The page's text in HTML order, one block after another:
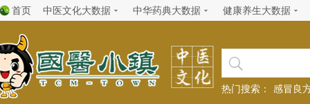
首页 中医文化大数据 中华药典大数据 健康养生大数据
热门搜索： 感冒良